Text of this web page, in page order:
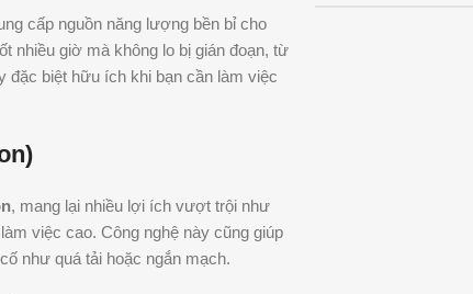
cấp nguồn năng lượng bền bỉ cho
nhiều giờ mà không lo bị gián đoạn, từ
đặc biệt hữu ích khi bạn cần làm việc
, mang lại nhiều lợi ích vượt trội như
việc cao. Công nghệ này cũng giúp
như quá tải hoặc ngắn mạch.